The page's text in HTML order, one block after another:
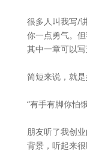
很多人叫我写/
你一点勇气。
其中一章可以写
简短来说，就
“有手有脚你怕
朋友听了我创
背景，听起来